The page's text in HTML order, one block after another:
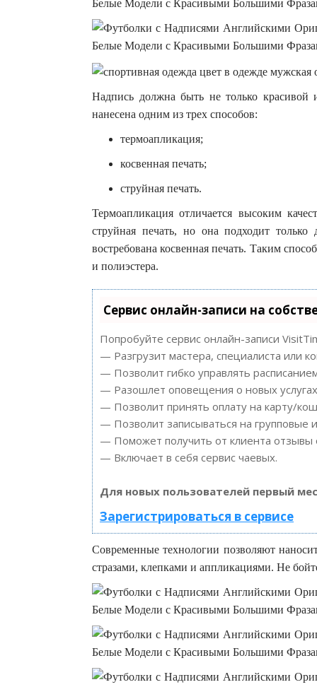
Надпись должна быть не только
нанесена одним из трех способов:
термоапликация;
косвенная печать;
струйная печать.
Термоапликация отличается высоким
струйная печать, но она подходит
востребована косвенная печать. Таким
и полиэстера.
Сервис онлайн-записи на
Попробуйте сервис онлайн-записи
— Разгрузит мастера, специалиста или
— Позволит гибко управлять
— Разошлет оповещения о новых
— Позволит принять оплату на карту/
— Позволит записываться на групповые
— Поможет получить от клиента отзывы
— Включает в себя сервис чаевых.
Для новых пользователей первый
Зарегистрироваться в сервисе
Современные технологии позволяют
стразами, клепками и аппликациями. Не